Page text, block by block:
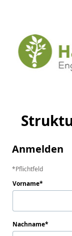
Anmelden
Pflichtfeld
Vorname
Nachname